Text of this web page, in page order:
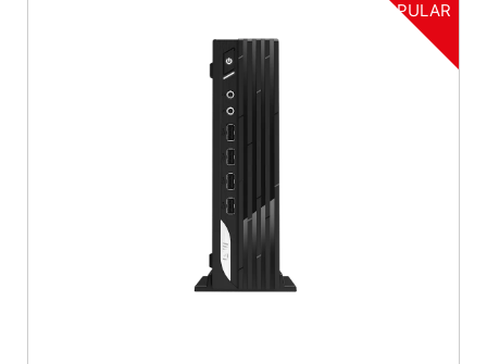
POPULAR